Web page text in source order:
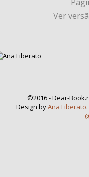
Ver
©2016 - Dear-
Design byAna Liberato